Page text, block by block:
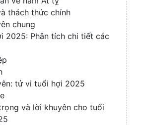
thách thức chính
chung
2025: Phân tích chi tiết các
tử vi tuổi hợi 2025
và lời khuyên cho tuổi